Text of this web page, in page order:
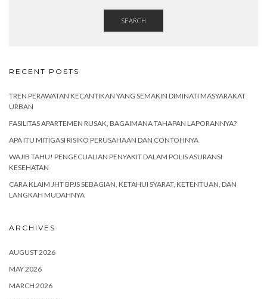
SEARCH
RECENT POSTS
TREN PERAWATAN KECANTIKAN YANG SEMAKIN DIMINATI MASYARAKAT
URBAN
FASILITAS APARTEMEN RUSAK, BAGAIMANA TAHAPAN LAPORANNYA?
APA ITU MITIGASI RISIKO PERUSAHAAN DAN CONTOHNYA
WAJIB TAHU! PENGECUALIAN PENYAKIT DALAM POLIS ASURANSI
KESEHATAN
CARA KLAIM JHT BPJS SEBAGIAN, KETAHUI SYARAT, KETENTUAN, DAN
LANGKAH MUDAHNYA
ARCHIVES
AUGUST 2026
MAY 2026
MARCH 2026